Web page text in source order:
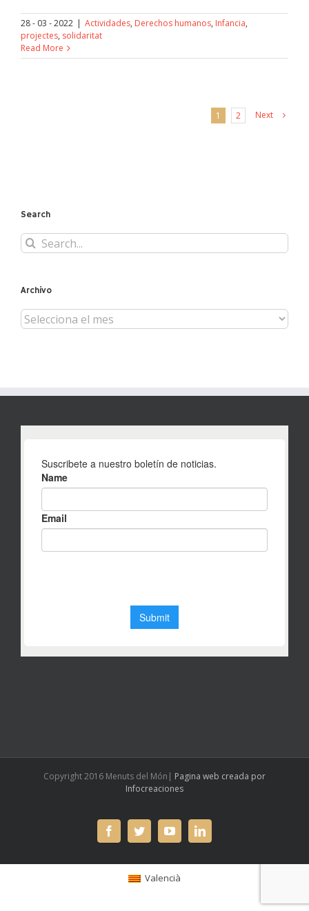
28 - 03 - 2022 Actividades, Derechos humanos, Infancia,
projectes, solidaritat
Read More
1 2 Next
Search
Search
for:
Archivo
Archivo
Copyright 2016 Menuts del Món| Pagina web creada por
Infocreaciones
facebooktwitter youtubelinkedin
Valencià